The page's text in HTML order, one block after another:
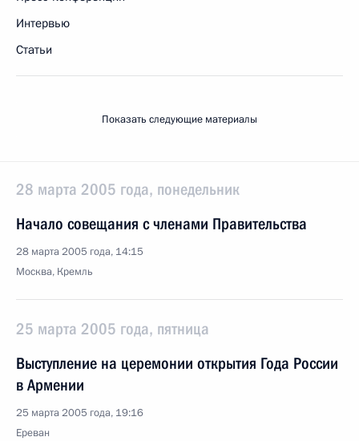
Интервью
Статьи
Показать следующие материалы
28 марта 2005 года, понедельник
Начало совещания с членами Правительства
28 марта 2005 года, 14:15
Москва, Кремль
25 марта 2005 года, пятница
Выступление на церемонии открытия Года России
в Армении
25 марта 2005 года, 19:16
Ереван